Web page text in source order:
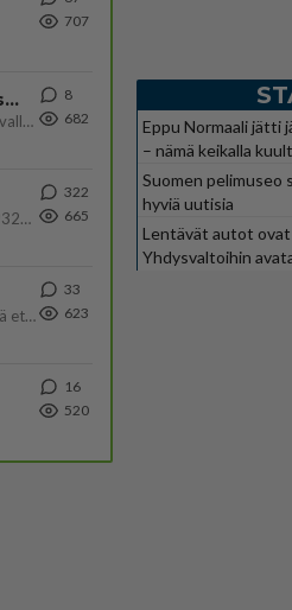
707
Ernest Lawson täräytti erikoisen heiton TTK-lehdistötilaisuudessa: " Onko tässä tarkoituksena...?"
Ernest Lawson esitteli uudet TTK-tähtioppilaat ja opettajat torstaina 6.8. lehdistölle. Tulevalla kaudella on yksi hausk
8
682
Nyt menee kissalan poikien touhu liian pitkälle! https://www.is.fi/kotimaa/art-2000012193221.html Karu video mopomiiti
322
665
Välimme menivät niin pahasti solmuun, ettei niitä voi enää korjata. On aika jatkaa elämässä eteenpäin. Toivon sulle kaik
33
623
16
520
Eppu Normaali jätti
– nämä keikalla
Suomen
hyviä uutisia
Lentävät autot
Yhdysvaltoihin